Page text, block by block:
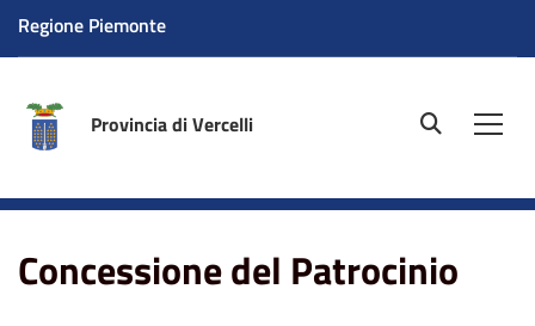
Regione Piemonte
Provincia di Vercelli site.searc
Concessione del Patrocinio